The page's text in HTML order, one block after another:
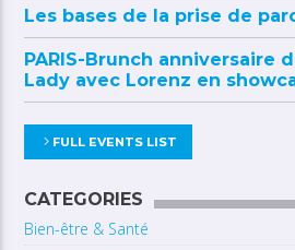
Les bases de la prise de
PARIS-Brunch anniversaire
Lady avec Lorenz en
FULL EVENTS LIST
CATEGORIES
Bien-être & Santé